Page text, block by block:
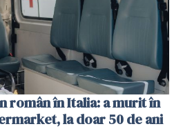
român în Italia: a murit în
la doar 50 de ani